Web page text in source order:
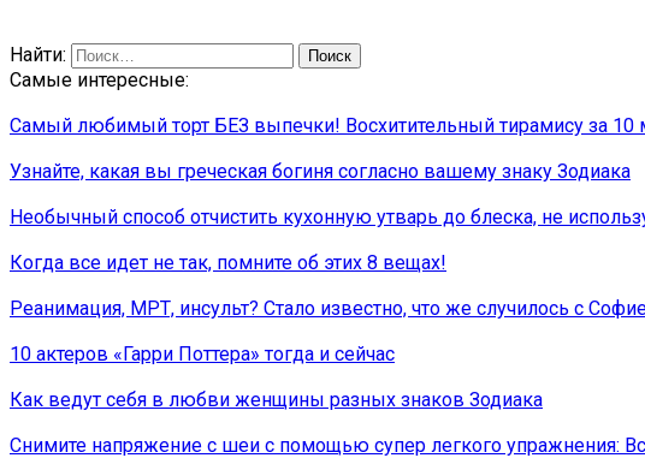
Найти:
Самые интересные:
Самый любимый торт БЕЗ выпечки! Восхитительный тирамису за 10
Узнайте, какая вы греческая богиня согласно вашему знаку Зодиака
Необычный способ отчистить кухонную утварь до блеска, не
Когда все идет не так, помните об этих 8 вещах!
Реанимация, МРТ, инсульт? Стало известно, что же случилось с
10 актеров «Гарри Поттера» тогда и сейчас
Как ведут себя в любви женщины разных знаков Зодиака
Снимите напряжение с шеи с помощью супер легкого упражнения: